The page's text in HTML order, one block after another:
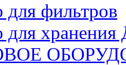
фильтров
для